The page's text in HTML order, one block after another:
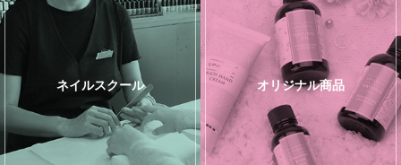
ネイルスクール オリジナル商品